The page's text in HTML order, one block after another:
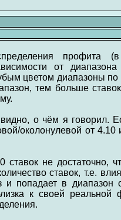
профита
от
цветом диапазоны
тем больше
о чём я говорил.
околонулевой от
ставок не достаточно,
ставок, т.е.
и попадает в
к своей